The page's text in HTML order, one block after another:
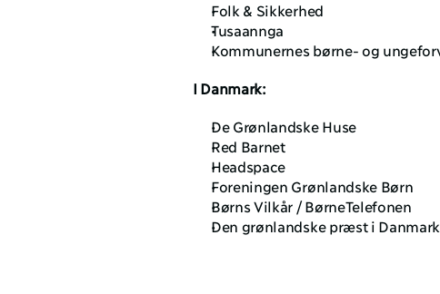
Folk & Sikkerhed
Tusaannga
Kommunernes børne- og
I Danmark:
De Grønlandske Huse
Red Barnet
Headspace
Foreningen Grønlandske Børn
Børns Vilkår / BørneTelefonen
Den grønlandske præst i Danmark